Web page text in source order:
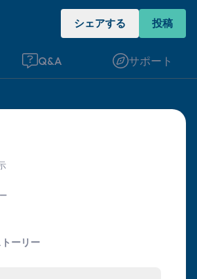
シェアする 投稿
Q&A サポート
ーリー
場所を見つけてください。
3つ数え）、口から息を吐
）。さあ、目を開けて周
ださい。以下のことを声に
てください。